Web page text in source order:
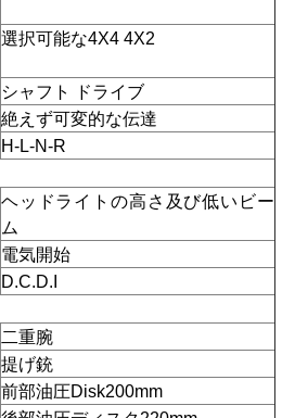
選択可能な4X4 4X2
シャフト ドライブ
絶えず可変的な伝達
H-L-N-R
ヘッドライトの高さ及び低いビー
ム
電気開始
D.C.D.I
二重腕
提げ銃
前部油圧Disk200mm